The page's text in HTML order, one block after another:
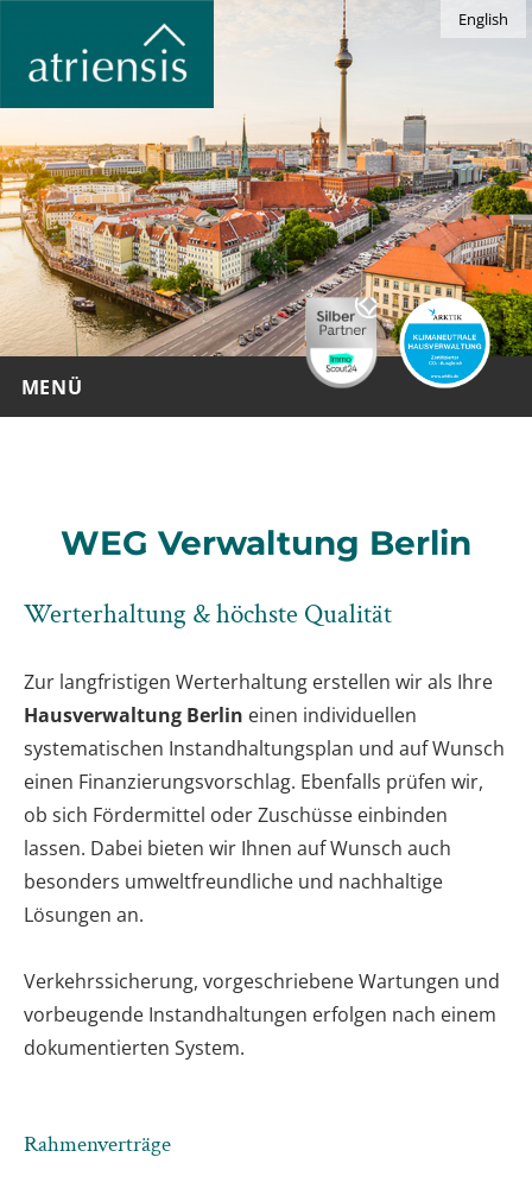
MENÜ
English
WEG Verwaltung Berlin
Werterhaltung & höchste Qualität
Zur langfristigen Werterhaltung erstellen wir als Ihre
Hausverwaltung Berlin einen individuellen
systematischen Instandhaltungsplan und auf Wunsch
einen Finanzierungsvorschlag. Ebenfalls prüfen wir,
ob sich Fördermittel oder Zuschüsse einbinden
lassen. Dabei bieten wir Ihnen auf Wunsch auch
besonders umweltfreundliche und nachhaltige
Lösungen an.
Verkehrssicherung, vorgeschriebene Wartungen und
vorbeugende Instandhaltungen erfolgen nach einem
dokumentierten System.
Rahmenverträge